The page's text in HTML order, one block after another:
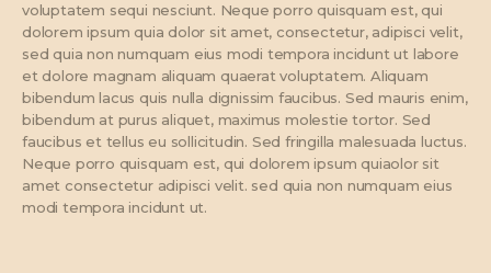
voluptatem sequi nesciunt. Neque porro quisquam est, qui
dolorem ipsum quia dolor sit amet, consectetur, adipisci velit,
sed quia non numquam eius modi tempora incidunt ut labore
et dolore magnam aliquam quaerat voluptatem. Aliquam
bibendum lacus quis nulla dignissim faucibus. Sed mauris enim,
bibendum at purus aliquet, maximus molestie tortor. Sed
faucibus et tellus eu sollicitudin. Sed fringilla malesuada luctus.
Neque porro quisquam est, qui dolorem ipsum quiaolor sit
amet consectetur adipisci velit. sed quia non numquam eius
modi tempora incidunt ut.